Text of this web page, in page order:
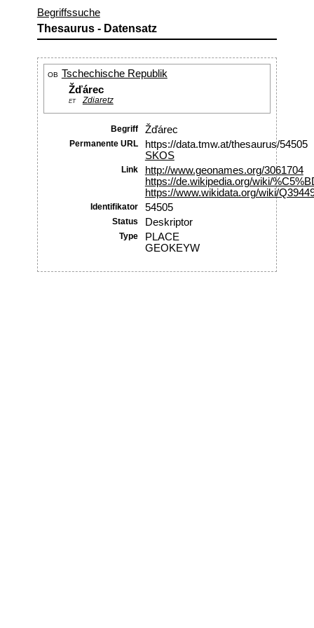
Begriffssuche
Thesaurus - Datensatz
OB Tschechische Republik
Žďárec
ET Zdiaretz
Begriff Žďárec
Permanente URL
https://data.tmw.at/thesaurus/54505
SKOS
Link
http://www.geonames.org/3061704
https://de.wikipedia.org/wiki/
https://www.wikidata.org/wiki/
Identifikator 54505
Status Deskriptor
Type
PLACE
GEOKEYW